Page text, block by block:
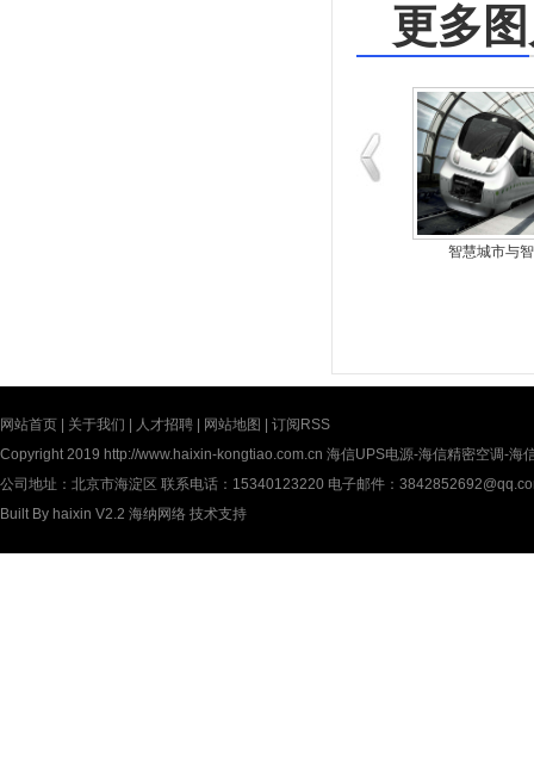
更多
智慧城市与
网站首页 关于我们 人才招聘 网站地图
订阅RSS
Copyright 2019 http://www.haixin-kongtiao.com.cn 海信UPS电源-海信精密空调-海
公司地址：北京市海淀区 联系电话：15340123220 电子邮件：
Built By haixin V2.2 海纳网络 技术支持